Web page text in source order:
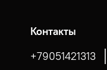
Контакты
+79051421313